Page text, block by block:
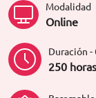
Modalidad
Online
Duración -
250